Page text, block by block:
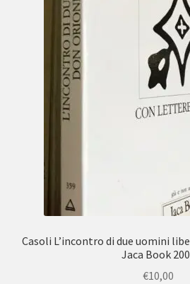
Casoli L’incontro di due uomini
Jaca Book
€10,00